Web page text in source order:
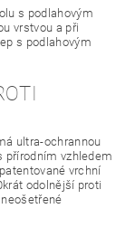
s podlahovým
vrstvou a při
s podlahovým
ultra-ochrannou
přírodním vzhledem
vrchní
odolnější proti